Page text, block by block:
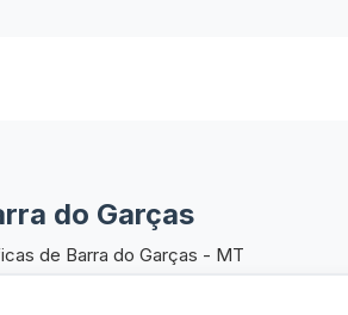
do Garças
de Barra do Garças - MT